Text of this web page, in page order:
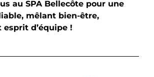
au SPA Bellecôte pour une
mêlant bien-être,
d’équipe !